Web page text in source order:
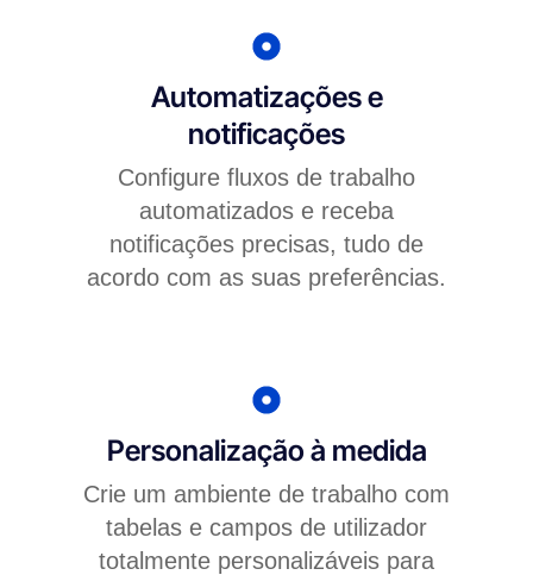
Automatizações e
notificações
Configure fluxos de trabalho
automatizados e receba
notificações precisas, tudo de
acordo com as suas preferências.
Personalização à medida
Crie um ambiente de trabalho com
tabelas e campos de utilizador
totalmente personalizáveis para